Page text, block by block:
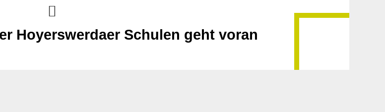
Hoyerswerdaer Schulen geht voran